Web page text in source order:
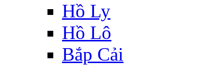
Hồ Ly
Hồ Lô
Bắp Cải